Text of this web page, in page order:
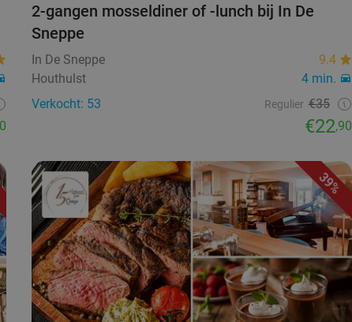
2-gangen mosseldiner of -lunch bij In De
Sneppe
In De Sneppe
9.4
Houthulst
4 min.
Verkocht: 53
Regulier €35
€22,90
39%